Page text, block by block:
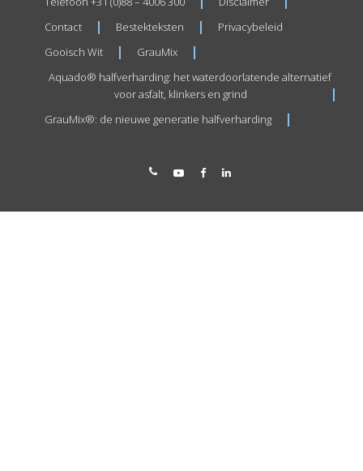
Contact
Bestekteksten
Privacybeleid
Gooisch Wit
GrauMix
Aquado® halfverharding: het waterdoorlatende alternatief
voor asfalt, klinkers en grind
GrauMix®: de nieuwe generatie halfverharding